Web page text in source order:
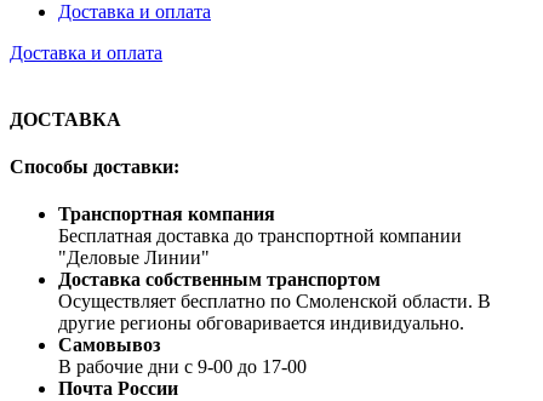
Доставка и оплата
Доставка и оплата
ДОСТАВКА
Способы доставки:
Транспортная компания
Бесплатная доставка до транспортной компании
"Деловые Линии"
Доставка собственным транспортом
Осуществляет бесплатно по Смоленской области. В
другие регионы обговаривается индивидуально.
Самовывоз
В рабочие дни с 9-00 до 17-00
Почта России